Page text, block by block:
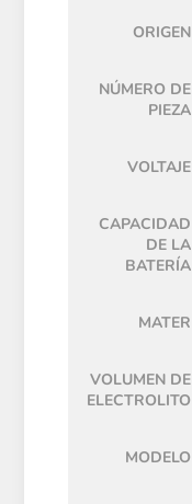
ORIGEN
NÚMERO DE
PIEZA
VOLTAJE
CAPACIDAD
DE LA
BATERÍA
MATER
VOLUMEN DE
ELECTROLITO
MODELO